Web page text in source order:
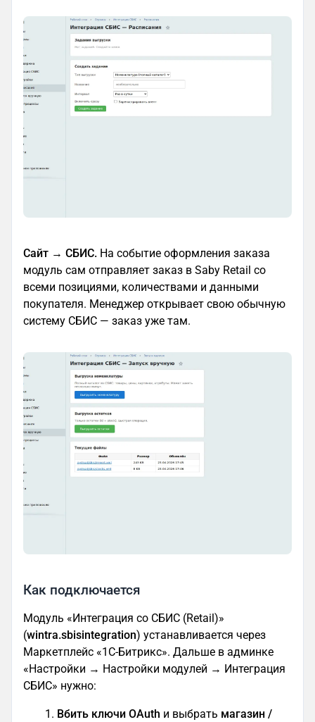
Сайт → СБИС.
модуль сам отправляет заказ в Saby Retail со
всеми позициями, количествами и данными
покупателя. Менеджер открывает свою обычную
систему СБИС — заказ уже там.
Как подключается
Модуль «Интеграция со СБИС (Retail)»
(wintra.sbisintegration) устанавливается через
Маркетплейс «1С-Битрикс». Дальше в админке
«Настройки → Настройки модулей → Интеграция
СБИС» нужно:
Вбить ключи OAuth и выбрать магазин /